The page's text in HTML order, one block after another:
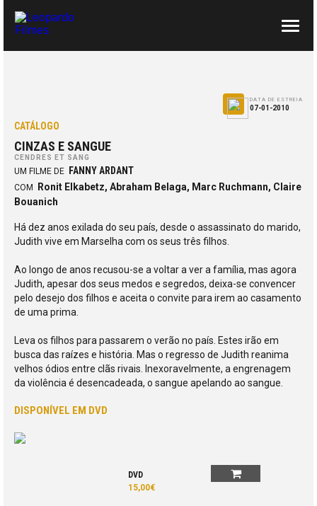
SOBRE NÓS
CONTACTOS
CATÁLOGO
CINZAS E SANGUE
CENDRES ET SANG
DATA DE ESTREIA
07-01-2010
UM FILME DE FANNY ARDANT
COM
Ronit Elkabetz, Abraham Belaga, Marc Ruchmann, Claire
Bouanich
Há dez anos exilada do seu país, desde o assassinato do marido,
Judith vive em Marselha com os seus três filhos.
Ao longo de anos recusou-se a voltar a ver a família, mas agora
Judith, apesar dos seus medos e segredos, deixa-se convencer
pelo desejo dos filhos e aceita o convite para irem ao casamento
de uma prima.
Leva os filhos para passarem o verão no país. Estes irão em
busca das raízes e história. Mas o regresso de Judith reanima
velhos ódios entre clãs rivais. Inexoravelmente, a engrenagem
da violência é desencadeada, o sangue apelando ao sangue.
DISPONÍVEL EM DVD
DVD
15,00€